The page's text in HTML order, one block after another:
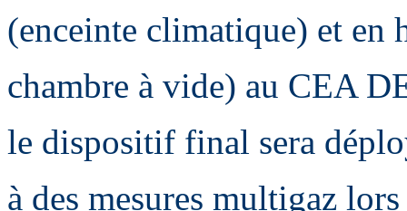
(enceinte climatique) et en
chambre à vide) au CEA
le dispositif final sera
à des mesures multigaz